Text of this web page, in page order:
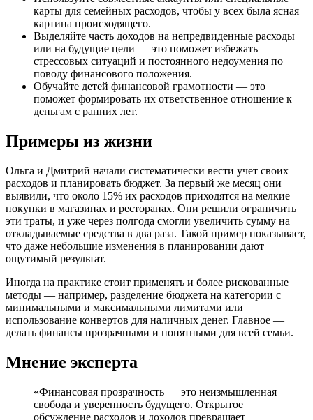
карты для семейных расходов, чтобы у всех была ясная
картина происходящего.
Выделяйте часть доходов на непредвиденные расходы
или на будущие цели — это поможет избежать
стрессовых ситуаций и постоянного недоумения по
поводу финансового положения.
Обучайте детей финансовой грамотности — это
поможет формировать их ответственное отношение к
деньгам с ранних лет.
Примеры из жизни
Ольга и Дмитрий начали систематически вести учет своих
расходов и планировать бюджет. За первый же месяц они
выявили, что около 15% их расходов приходятся на мелкие
покупки в магазинах и ресторанах. Они решили ограничить
эти траты, и уже через полгода смогли увеличить сумму на
откладываемые средства в два раза. Такой пример показывает,
что даже небольшие изменения в планировании дают
ощутимый результат.
Иногда на практике стоит применять и более рискованные
методы — например, разделение бюджета на категории с
минимальными и максимальными лимитами или
использование конвертов для наличных денег. Главное —
делать финансы прозрачными и понятными для всей семьи.
Мнение эксперта
«Финансовая прозрачность — это неизмышленная
свобода и уверенность будущего. Открытое
обсуждение расходов и доходов превращает